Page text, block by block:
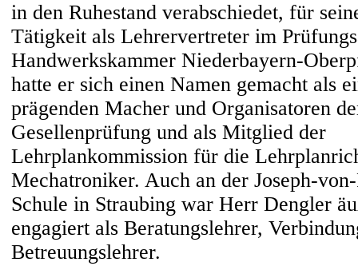
in den Ruhestand verabschiedet, für
Tätigkeit als Lehrervertreter im
Handwerkskammer Niederbayern-
hatte er sich einen Namen gemacht als
prägenden Macher und Organisatoren
Gesellenprüfung und als Mitglied der
Lehrplankommission für die
Mechatroniker. Auch an der Joseph-
Schule in Straubing war Herr Dengler
engagiert als Beratungslehrer,
Betreuungslehrer.